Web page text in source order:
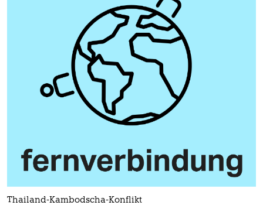
Thailand-Kambodscha-Konflikt